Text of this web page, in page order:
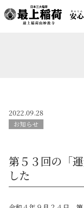
2022.09.28
お知らせ
第５３回の「
した